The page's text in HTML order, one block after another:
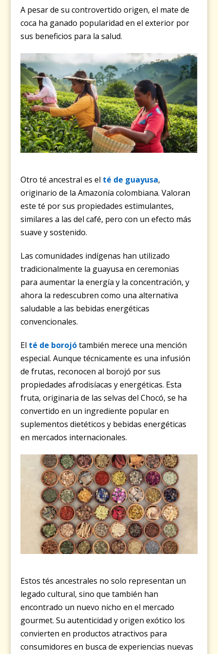
A pesar de su controvertido origen, el mate de
coca ha ganado popularidad en el exterior por
sus beneficios para la salud.
Otro té ancestral es el té de guayusa,
originario de la Amazonía colombiana. Valoran
este té por sus propiedades estimulantes,
similares a las del café, pero con un efecto más
suave y sostenido.
Las comunidades indígenas han utilizado
tradicionalmente la guayusa en ceremonias
para aumentar la energía y la concentración, y
ahora la redescubren como una alternativa
saludable a las bebidas energéticas
convencionales.
El té de borojótambién merece una mención
especial. Aunque técnicamente es una infusión
de frutas, reconocen al borojó por sus
propiedades afrodisíacas y energéticas. Esta
fruta, originaria de las selvas del Chocó, se ha
convertido en un ingrediente popular en
suplementos dietéticos y bebidas energéticas
en mercados internacionales.
Estos tés ancestrales no solo representan un
legado cultural, sino que también han
encontrado un nuevo nicho en el mercado
gourmet. Su autenticidad y origen exótico los
convierten en productos atractivos para
consumidores en busca de experiencias nuevas